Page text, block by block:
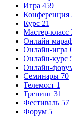
Игра 459
Конференция
Курс 21
Мастер-класс
Онлайн
Онлайн-игра
Онлайн-курс
Онлайн-
Семинары 70
Телемост 1
Тренинг 31
Фестиваль 57
Форум 5